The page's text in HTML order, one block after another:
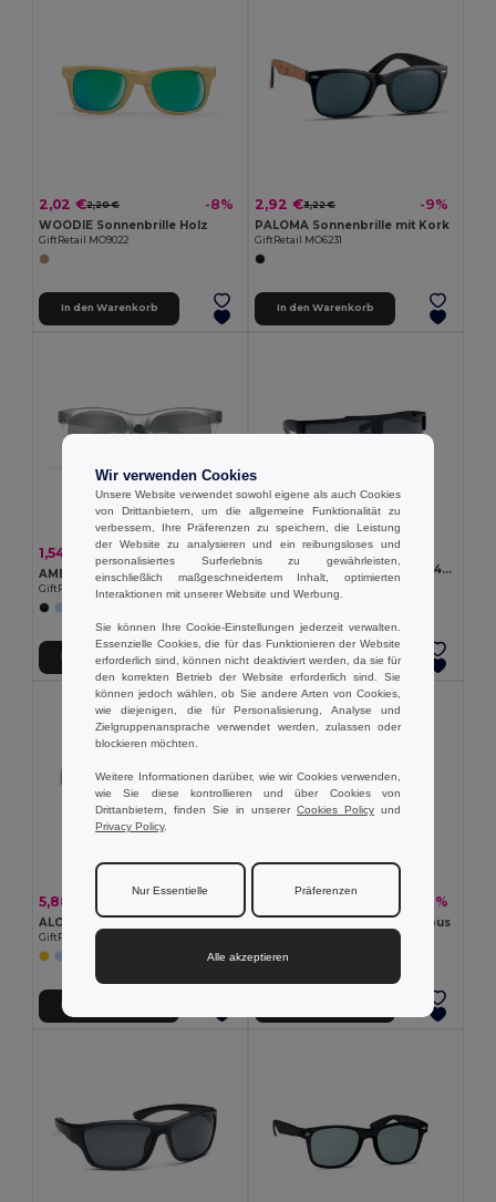
2,02 €2,20 € -8%
WOODIE Sonnenbrille Holz
GiftRetail MO9022
In den Warenkorb
2,92 €3,22 € -9%
PALOMA Sonnenbrille mit Kork
GiftRetail MO6231
In den Warenkorb
1,54 € -30%
AMERICA TOUCH Verspiegelte Sonnenbrille
GiftRetail MO8652
In den Warenkorb
4,51 €
SHINE Sport-Sonnenbrille UV400
GiftRetail MO2544
In den Warenkorb
5,88 €
ALOHA Sonnenbrille mit Bambus
GiftRetail MO9863
In den Warenkorb
-7%
HONIARA Sonnenbrille Bambus
Wir verwenden Cookies
Unsere Website verwendet sowohl eigene als auch Cookies
von Drittanbietern, um die allgemeine Funktionalität zu
verbessern, Ihre Präferenzen zu speichern, die Leistung
der Website zu analysieren und ein reibungsloses und
personalisiertes Surferlebnis zu gewährleisten,
einschließlich maßgeschneidertem Inhalt, optimierten
Interaktionen mit unserer Website und Werbung.
Sie können Ihre Cookie-Einstellungen jederzeit verwalten.
Essenzielle Cookies, die für das Funktionieren der Website
erforderlich sind, können nicht deaktiviert werden, da sie für
den korrekten Betrieb der Website erforderlich sind. Sie
können jedoch wählen, ob Sie andere Arten von Cookies,
wie diejenigen, die für Personalisierung, Analyse und
Zielgruppenansprache verwendet werden, zulassen oder
blockieren möchten.
Weitere Informationen darüber, wie wir Cookies verwenden,
wie Sie diese kontrollieren und über Cookies von
Drittanbietern, finden Sie in unserer Cookies Policy und
Privacy Policy.
Nur Essentielle Präferenzen
Alle akzeptieren